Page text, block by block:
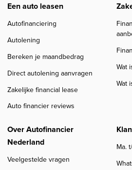
Een auto leasen
Autofinanciering
Autolening
Bereken je maandbedrag
Direct autolening aanvragen
Zakelijke financial lease
Auto financier reviews
Wat
Wat
Over Autofinancier
Nederland
Veelgestelde vragen
Ma.